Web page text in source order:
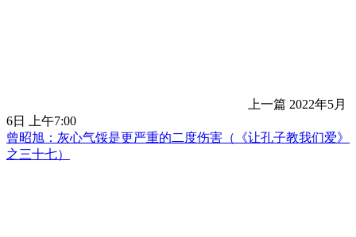
上一篇 2022年5月
6日 上午7:00
曾昭旭：灰心气馁是更严重的二度伤害（《让孔子教我们爱》
之三十七）